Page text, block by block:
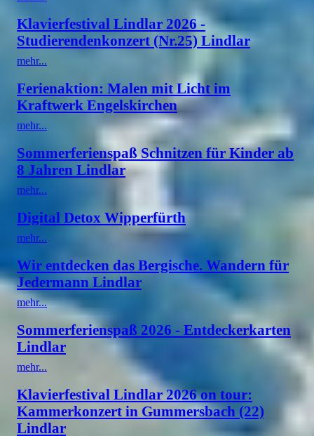
Klavierfestival Lindlar 2026 -
Studierendenkonzert (Nr.25) Lindlar
mehr...
Ferienaktion: Malen mit Licht im
Kraftwerk Engelskirchen
mehr...
Sommerferienspaß Schnitzen für Kinder ab
8 Jahren Lindlar
mehr...
Digital Detox Wipperfürth
mehr...
Wir entdecken das Bergische. Wandern für
Jedermann Lindlar
mehr...
Sommerferienspaß 2026 - Entdeckerkarten
Lindlar
mehr...
Klavierfestival Lindlar 2026 on tour:
Kammerkonzert in Gummersbach (22)
Lindlar